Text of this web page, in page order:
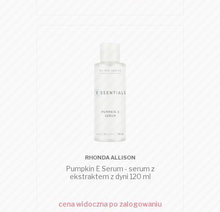
RHONDA ALLISON
Pumpkin E Serum - serum z
ekstraktem z dyni 120 ml
cena widoczna po zalogowaniu